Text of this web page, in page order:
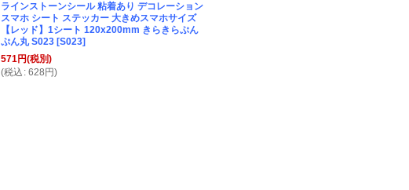
ラインストーンシール 粘着あり デコレーション
スマホ シート ステッカー 大きめスマホサイズ
【レッド】1シート 120x200mm きらきらぷん
ぷん丸 S023 [S023]
571円(税別)
(税込 : 628 円)